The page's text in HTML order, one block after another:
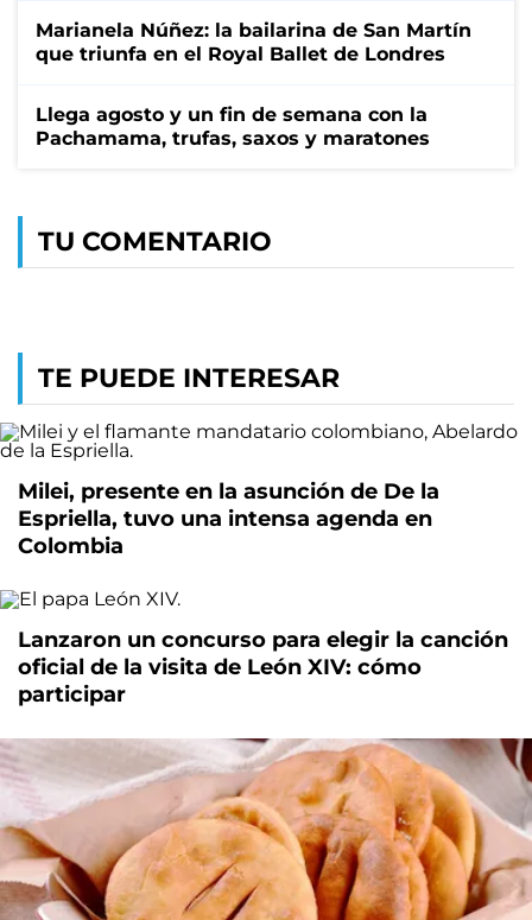
Marianela Núñez: la bailarina de San Martín
que triunfa en el Royal Ballet de Londres
Llega agosto y un fin de semana con la
Pachamama, trufas, saxos y maratones
TU COMENTARIO
TE PUEDE INTERESAR
Milei, presente en la asunción de De la
Espriella, tuvo una intensa agenda en
Colombia
Lanzaron un concurso para elegir la canción
oficial de la visita de León XIV: cómo
participar